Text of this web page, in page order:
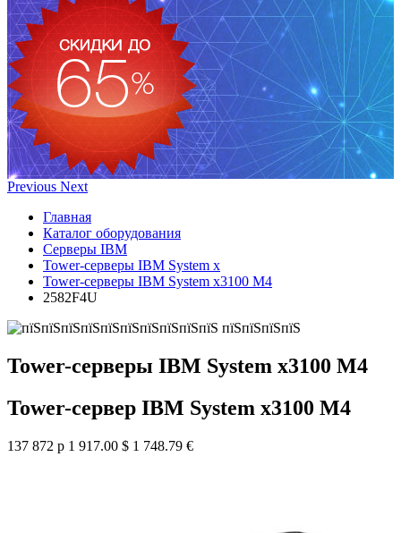
Previous Next
Главная
Каталог оборудования
Серверы IBM
Tower-серверы IBM System x
Tower-серверы IBM System x3100 M4
2582F4U
Tower-серверы IBM System x3100 M4
Tower-сервер IBM System x3100 M4
137 872 р 1 917.00 $ 1 748.79 €